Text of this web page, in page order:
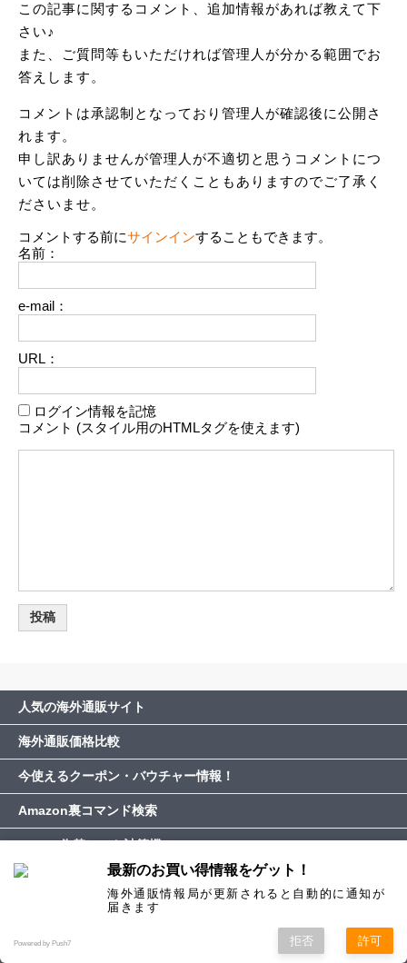
この記事に関するコメント、追加情報があれば教えて下
さい♪
また、ご質問等もいただければ管理人が分かる範囲でお
答えします。
コメントは承認制となっており管理人が確認後に公開さ
れます。
申し訳ありませんが管理人が不適切と思うコメントにつ
いては削除させていただくこともありますのでご了承く
ださいませ。
コメントする前にサインインすることもできます。
名前：
e-mail：
URL：
ログイン情報を記憶
コメント (スタイル用のHTMLタグを使えます)
人気の海外通販サイト
海外通販価格比較
今使えるクーポン・バウチャー情報！
Amazon裏コマンド検索
PayPal為替レート計算機
サイト内検索
海外通販の基礎知識
通販サイトの特徴と使い方
最新のお買い得情報をゲット！
海外通販情報局が更新されると自動的に通知が
届きます
Powered by Push7 拒否 許可